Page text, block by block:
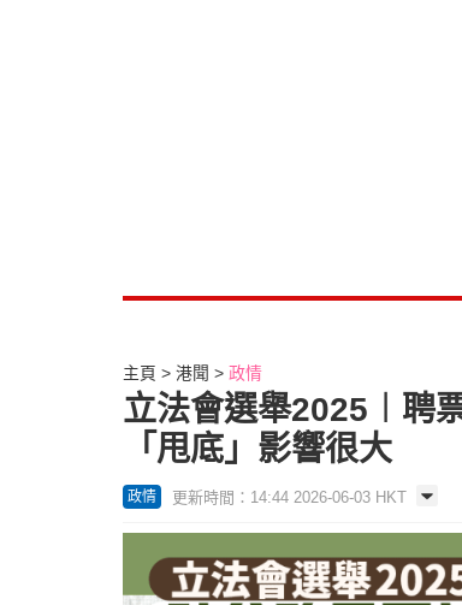
主頁 港聞 政情
立法會選舉2025︱聘
「甩底」影響很大
政情 更新時間：14:44 2026-06-03 HKT